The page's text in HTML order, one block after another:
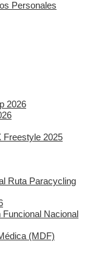
Personales
2026
Freestyle 2025
Ruta Paracycling
Nacional
(MDF)